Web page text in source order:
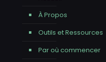
À Propos
Outils et Ressources
Par où commencer